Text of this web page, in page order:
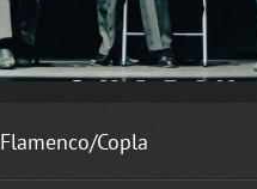
Flamenco/Copla